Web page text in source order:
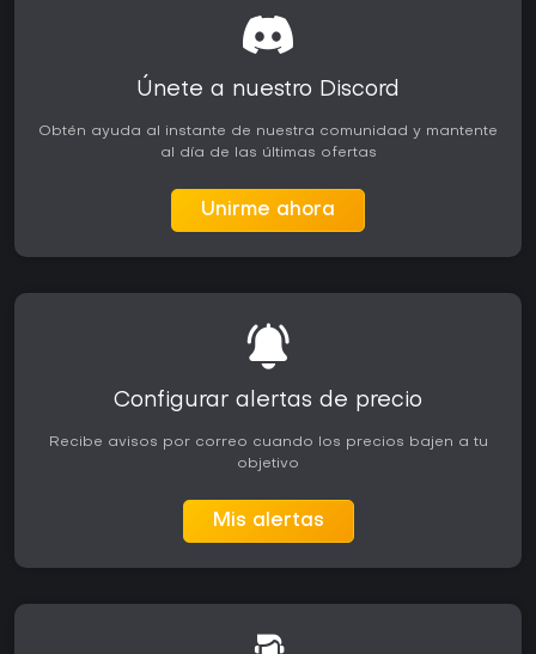
Únete a nuestro Discord
Obtén ayuda al instante de nuestra comunidad y mantente
al día de las últimas ofertas
Unirme ahora
Configurar alertas de precio
Recibe avisos por correo cuando los precios bajen a tu
objetivo
Mis alertas